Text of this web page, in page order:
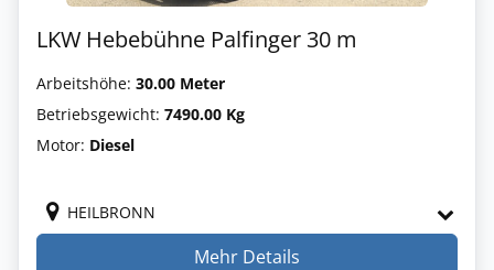
LKW Hebebühne Palfinger 30 m
Arbeitshöhe: 30.00 Meter
Betriebsgewicht: 7490.00 Kg
Motor: Diesel
HEILBRONN
Mehr Details